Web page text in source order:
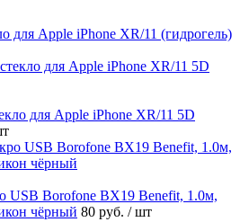
для Apple iPhone XR/11 (гидрогель)
для Apple iPhone XR/11 5D
USB Borofone BX19 Benefit, 1.0м,
чёрный 80 руб. / шт